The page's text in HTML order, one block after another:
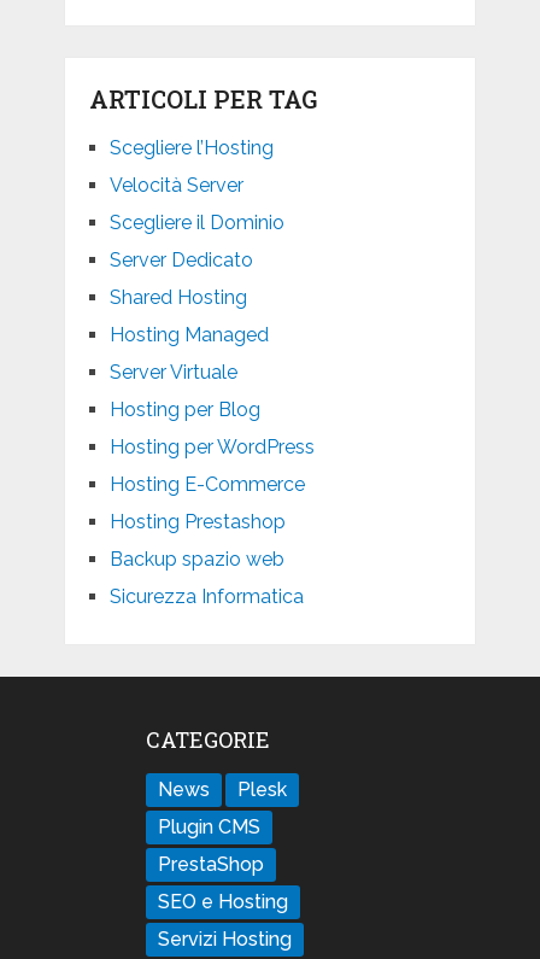
ARTICOLI PER TAG
Scegliere l’Hosting
Velocità Server
Scegliere il Dominio
Server Dedicato
Shared Hosting
Hosting Managed
Server Virtuale
Hosting per Blog
Hosting per WordPress
Hosting E-Commerce
Hosting Prestashop
Backup spazio web
Sicurezza Informatica
CATEGORIE
News
Plesk
Plugin CMS
PrestaShop
SEO e Hosting
Servizi Hosting